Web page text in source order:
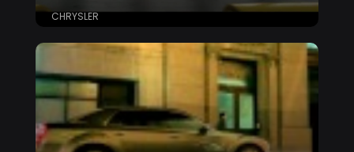
CHRYSLER